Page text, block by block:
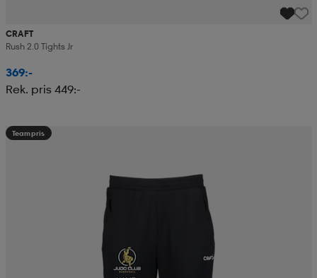
CRAFT
Rush 2.0 Tights Jr
369:-
Rek. pris 449:-
Teampris